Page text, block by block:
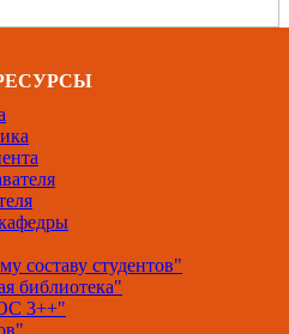
составу студентов"
библиотека"
3++"